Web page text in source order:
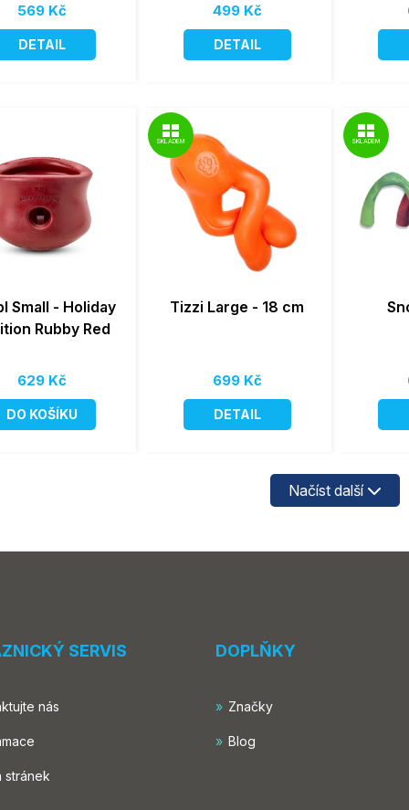
569 Kč
DETAIL
499 Kč
DETAIL
Small - Holiday
Rubby Red
629 Kč
DO KOŠÍKU
SKLADEM
Tizzi Large - 18 cm
699 Kč
DETAIL
SKLADEM
Načíst další
SERVIS
nás
stránek
DOPLŇKY
Značky
Blog